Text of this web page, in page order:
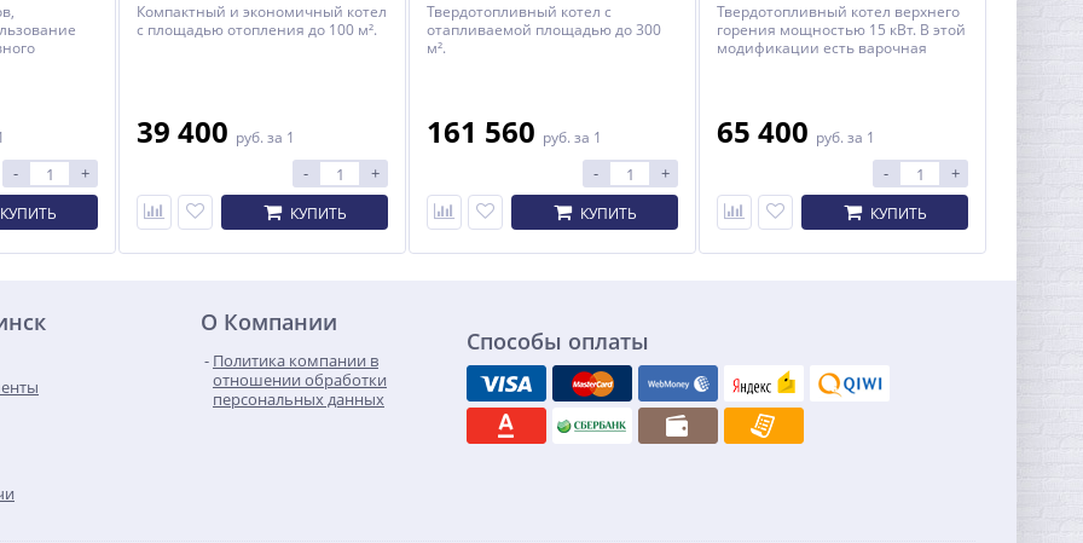
- +
КУПИТЬ
Компактный и экономичный котел
с площадью отопления до 100 м².
39 400 руб. за 1
- +
КУПИТЬ
Твердотопливный котел с
отапливаемой площадью до 300
м².
161 560 руб. за 1
- +
КУПИТЬ
Твердотопливный котел верхнего
горения мощностью 15 кВт. В этой
модификации есть варочная
65 400 руб. за 1
- +
КУПИТЬ
О Компании
Политика компании в
отношении обработки
персональных данных
Способы оплаты